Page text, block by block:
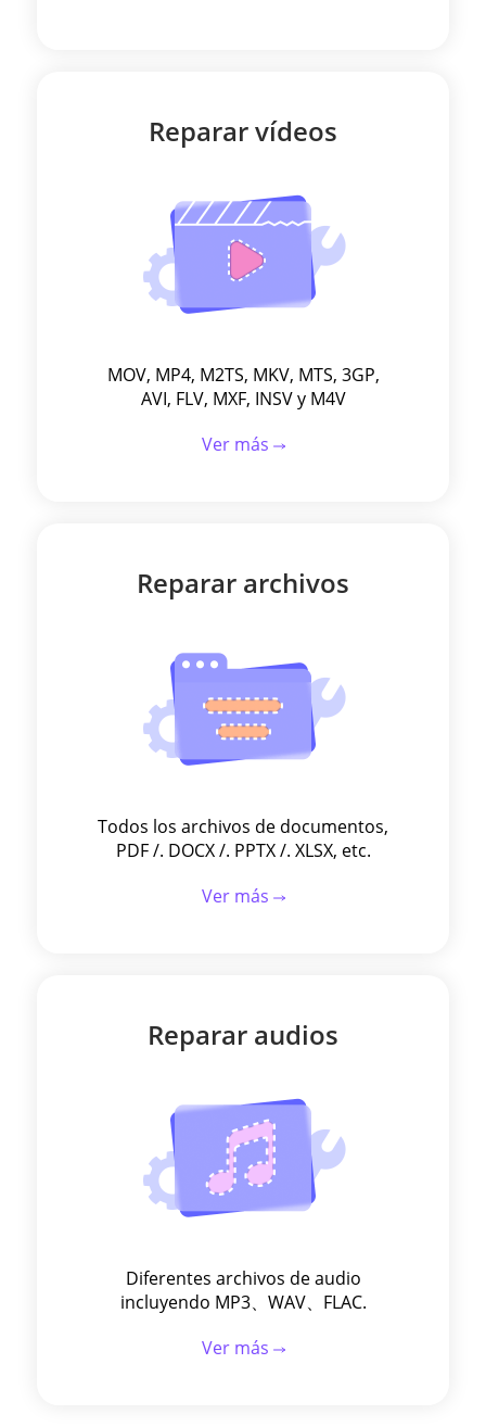
Reparar vídeos
MOV, MP4, M2TS, MKV, MTS, 3GP,
AVI, FLV, MXF, INSV y M4V
Ver más
Reparar archivos
Todos los archivos de documentos,
PDF /. DOCX /. PPTX /. XLSX, etc.
Ver más
Reparar audios
Diferentes archivos de audio
incluyendo MP3、WAV、FLAC.
Ver más